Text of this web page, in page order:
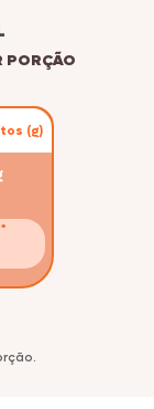
PORÇÃO
(g)